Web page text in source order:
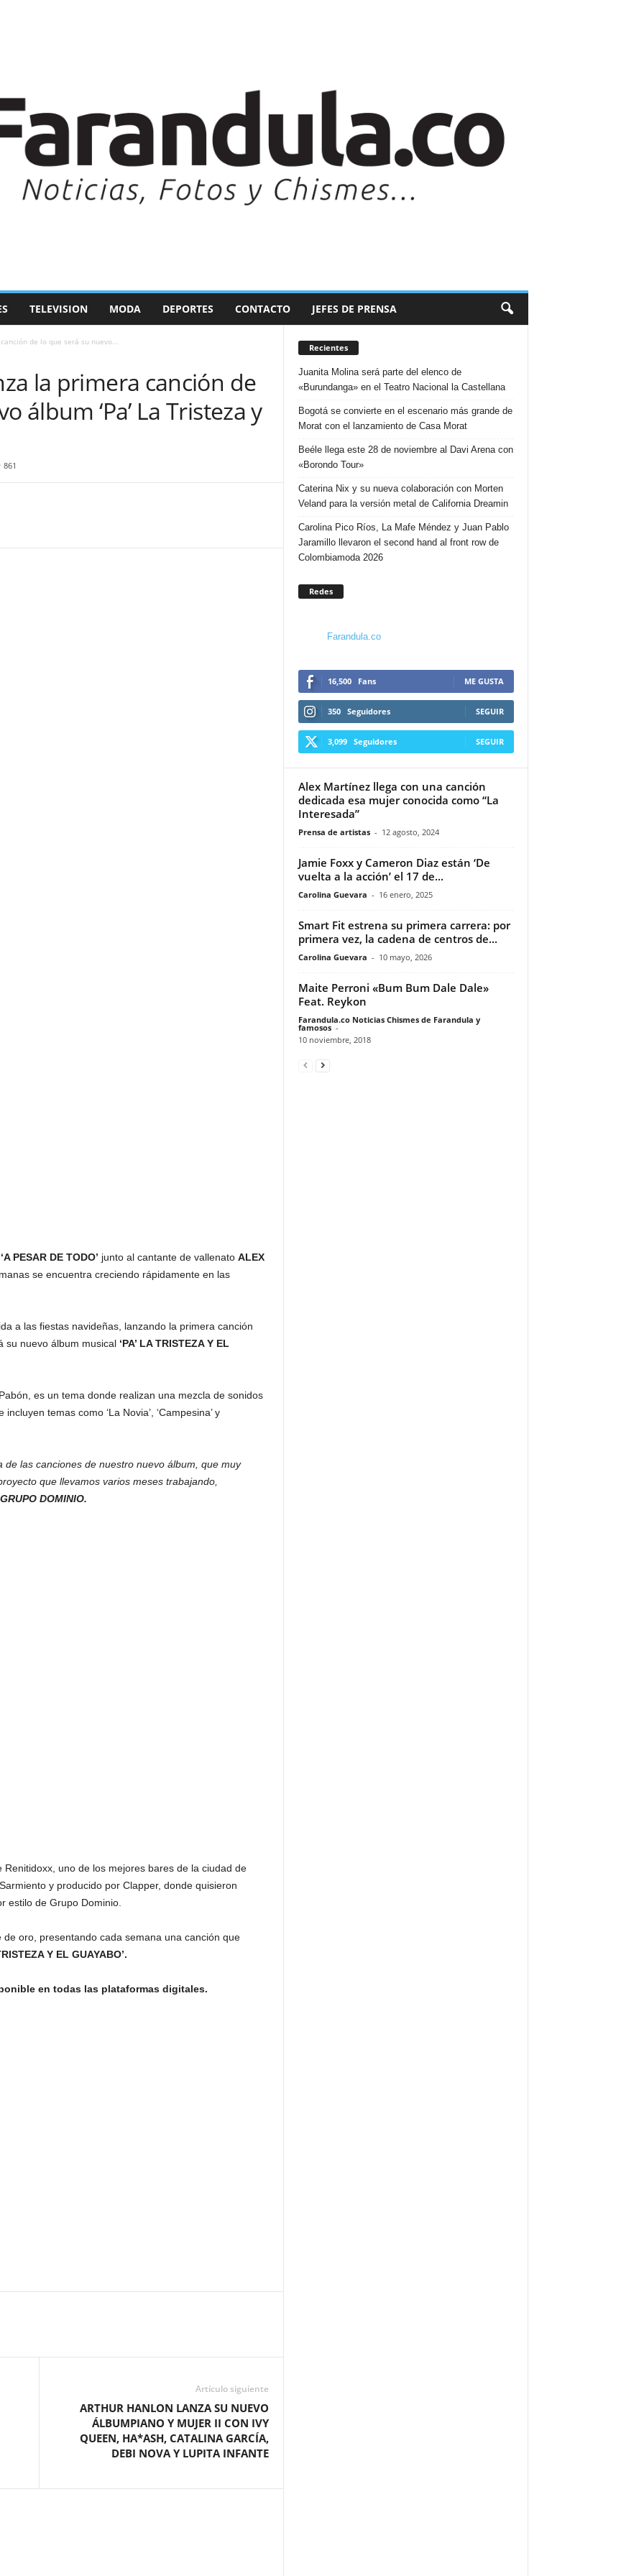
TELEVISION MODA DEPORTES CONTACTO JEFES DE PRENSA
de lo que será su nuevo...
la primera canción de
álbum ‘Pa’ La Tristeza y
861
‘A PESAR DE TODO’ junto al cantante de vallenato ALEX
se encuentra creciendo rápidamente en las
a las fiestas navideñas, lanzando la primera canción
su nuevo álbum musical ‘PA’ LA TRISTEZA Y EL
es un tema donde realizan una mezcla de sonidos
temas como ‘La Novia’, ‘Campesina’ y
las canciones de nuestro nuevo álbum, que muy
que llevamos varios meses trabajando,
GRUPO DOMINIO.
uno de los mejores bares de la ciudad de
y producido por Clapper, donde quisieron
estilo de Grupo Dominio.
oro, presentando cada semana una canción que
Y EL GUAYABO’.
en todas las plataformas digitales.
Artículo siguiente
ARTHUR HANLON LANZA SU NUEVO
ÁLBUMPIANO Y MUJER II CON IVY
QUEEN, HA*ASH, CATALINA GARCÍA,
DEBI NOVA Y LUPITA INFANTE
Recientes
Juanita Molina será parte del elenco de
«Burundanga» en el Teatro Nacional la Castellana
Bogotá se convierte en el escenario más grande de
Morat con el lanzamiento de Casa Morat
Beéle llega este 28 de noviembre al Davi Arena con
«Borondo Tour»
Caterina Nix y su nueva colaboración con Morten
Veland para la versión metal de California Dreamin
Carolina Pico Ríos, La Mafe Méndez y Juan Pablo
Jaramillo llevaron el second hand al front row de
Colombiamoda 2026
Redes
Farandula.co
16,500 Fans ME GUSTA
350 Seguidores SEGUIR
3,099 Seguidores SEGUIR
Alex Martínez llega con una canción
dedicada esa mujer conocida como “La
Interesada”
Prensa de artistas - 12 agosto, 2024
Jamie Foxx y Cameron Diaz están ‘De
vuelta a la acción’ el 17 de...
Carolina Guevara - 16 enero, 2025
Smart Fit estrena su primera carrera: por
primera vez, la cadena de centros de...
Carolina Guevara - 10 mayo, 2026
Maite Perroni «Bum Bum Dale Dale»
Feat. Reykon
Farandula.co Noticias Chismes de Farandula y
famosos -
10 noviembre, 2018